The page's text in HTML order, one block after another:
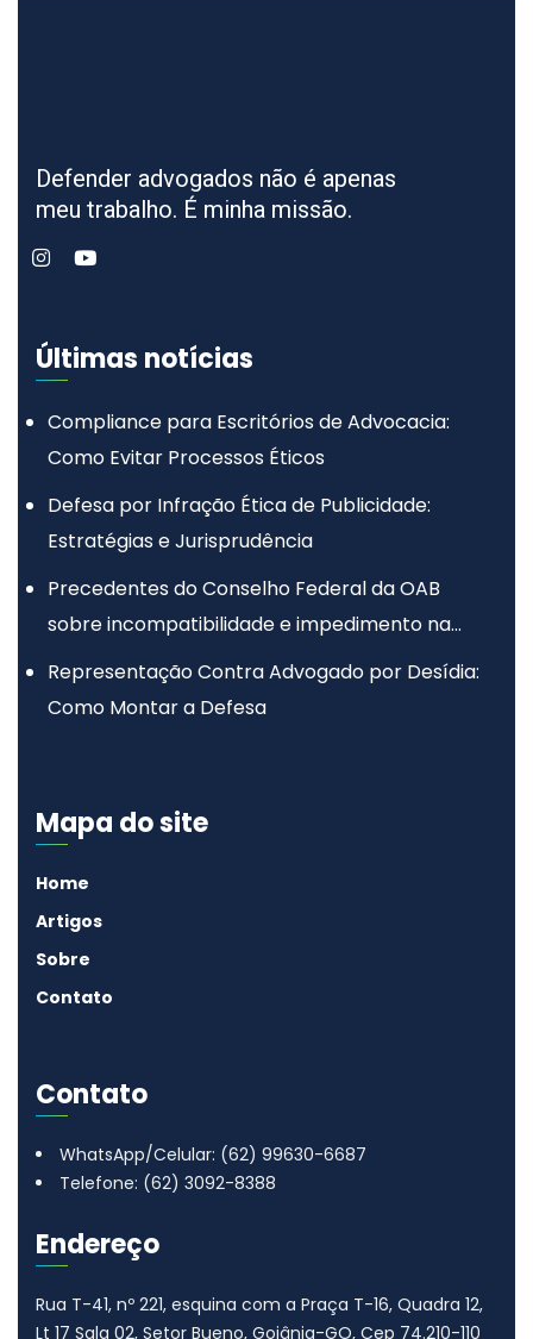
Defender advogados não é apenas
meu trabalho. É minha missão.
Últimas notícias
Compliance para Escritórios de Advocacia:
Como Evitar Processos Éticos
Defesa por Infração Ética de Publicidade:
Estratégias e Jurisprudência
Precedentes do Conselho Federal da OAB
sobre incompatibilidade e impedimento na
advocacia
Representação Contra Advogado por Desídia:
Como Montar a Defesa
Mapa do site
Home
Artigos
Sobre
Contato
Contato
WhatsApp/Celular: (62) 99630-6687
Telefone: (62) 3092-8388
Endereço
Rua T-41, nº 221, esquina com a Praça T-16, Quadra 12,
Lt 17 Sala 02, Setor Bueno, Goiânia-GO, Cep 74.210-110